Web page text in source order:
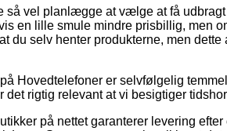
så vel planlægge at vælge at få
en lille smule mindre prisbillig, men
du selv henter produkterne, men
Hovedtelefoner er selvfølgelig
det rigtig relevant at vi besigtiger
på nettet garanterer levering